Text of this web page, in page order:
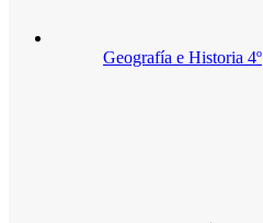
Geografía e Historia 4º